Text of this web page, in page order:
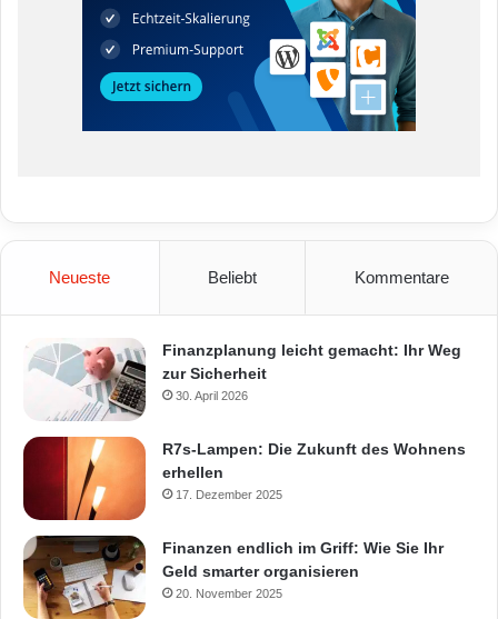
Neueste Beliebt Kommentare
Finanzplanung leicht gemacht: Ihr Weg
zur Sicherheit
30. April 2026
R7s-Lampen: Die Zukunft des Wohnens
erhellen
17. Dezember 2025
Finanzen endlich im Griff: Wie Sie Ihr
Geld smarter organisieren
20. November 2025